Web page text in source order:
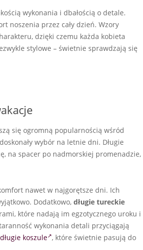
wykonania i dbałością o detale.
noszenia przez cały dzień. Wzory
dzięki czemu każda kobieta
stylowe – świetnie sprawdzają się
się ogromną popularnością wśród
wybór na letnie dni. Długie
na spacer po nadmorskiej promenadzie,
nawet w najgorętsze dni. Ich
Dodatkowo, długie tureckie
które nadają im egzotycznego uroku i
wykonania detali przyciągają
długie koszule , które świetnie pasują do